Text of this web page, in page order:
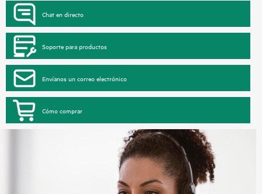
Chat en directo
Soporte para productos
Envíanos un correo electrónico
Cómo comprar